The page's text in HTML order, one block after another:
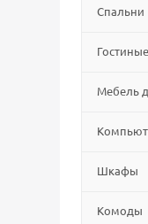
Спальни
Гостиные
Мебель
Шкафы
Комоды